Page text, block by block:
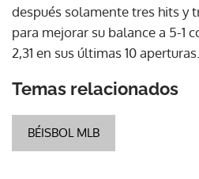
después solamente tres hits y
para mejorar su balance a 5-1
2,31 en sus últimas 10 aperturas.
Temas relacionados
BÉISBOL MLB